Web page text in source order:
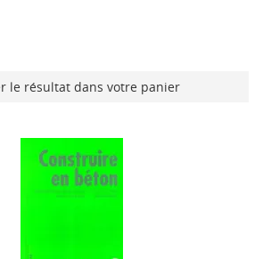
le résultat dans votre panier